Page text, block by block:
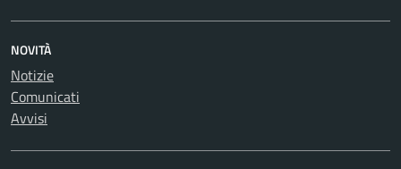
NOVITÀ
Notizie
Comunicati
Avvisi